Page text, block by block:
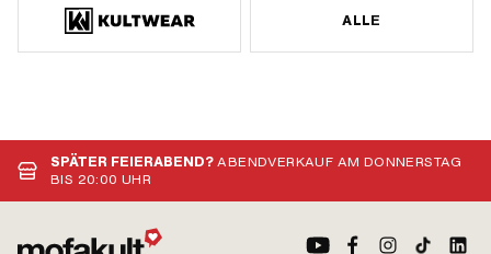
ALLE
SPÄTER FEIERABEND?ABENDVERKAUF AM DONNERSTAG
BIS 20:00 UHR